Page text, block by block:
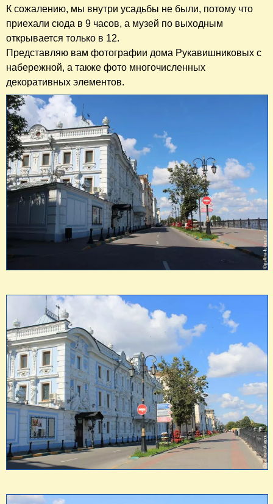
К сожалению, мы внутри усадьбы не были, потому что
приехали сюда в 9 часов, а музей по выходным
открывается только в 12.
Представляю вам фотографии дома Рукавишниковых с
набережной, а также фото многочисленных
декоративных элементов.